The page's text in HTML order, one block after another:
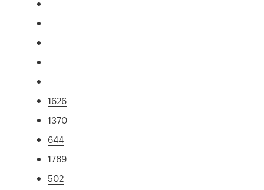
1626
1370
644
1769
502